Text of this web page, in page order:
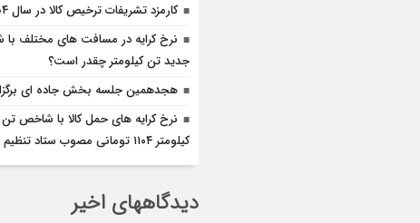
کارمزد تشریفات ترخیص کالا در سال ۱۴۰۴
نرخ کرایه در مسافت‌ های مختلف
جدید تن کیلومتر چقدر است؟
هجدهمین جلسه بخش جاده ای
نرخ کرایه های حمل کالا با شاخص تن
کیلومتر ۱۱۰۴ تومانی مصوب ستاد تنظیم بازار
دیدگاههای اخیر